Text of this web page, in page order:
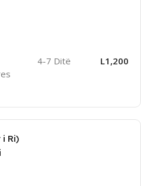
4-7 Ditë L1,200
Ri)